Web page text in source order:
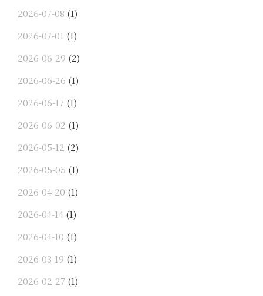
2026-07-08 (1)
2026-07-01 (1)
2026-06-29 (2)
2026-06-26 (1)
2026-06-17 (1)
2026-06-02 (1)
2026-05-12 (2)
2026-05-05 (1)
2026-04-20 (1)
2026-04-14 (1)
2026-04-10 (1)
2026-03-19 (1)
2026-02-27 (1)